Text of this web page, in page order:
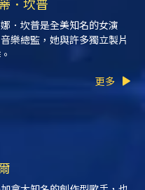
．坎普是全美知名的女演
樂總監，她與許多獨立製片
更多